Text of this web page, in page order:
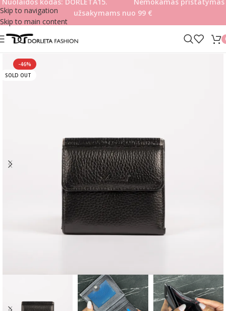
Skip to navigation
Skip to main content
užsakymams nuo 99 €
-46%
SOLD OUT